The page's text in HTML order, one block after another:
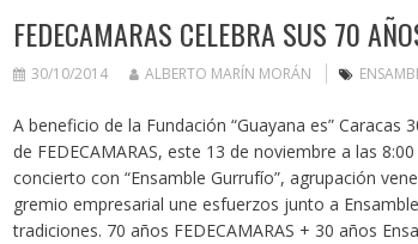
FEDECAMARAS CELEBRA SUS 70
30/10/2014 ALBERTO MARÍN MORÁN
A beneficio de la Fundación “Guayana es”
de FEDECAMARAS, este 13 de noviembre a las
concierto con “Ensamble Gurrufío”, agrupación
gremio empresarial une esfuerzos junto a
tradiciones. 70 años FEDECAMARAS + 30 años